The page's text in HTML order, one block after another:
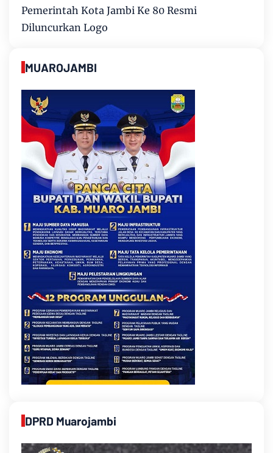
Pemerintah Kota Jambi Ke 80 Resmi
Diluncurkan Logo
MUAROJAMBI
DPRD Muarojambi